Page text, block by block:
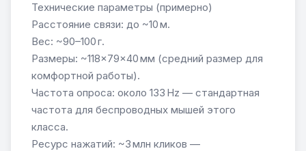
Технические параметры (примерно)
Расстояние связи: до ~10 м.
Вес: ~90–100 г.
Размеры: ~118×79×40 мм (средний размер для
комфортной работы).
Частота опроса: около 133 Hz — стандартная
частота для беспроводных мышей этого
класса.
Ресурс нажатий: ~3 млн кликов —